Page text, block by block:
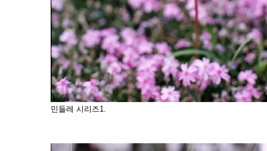
민들레 시리즈1.